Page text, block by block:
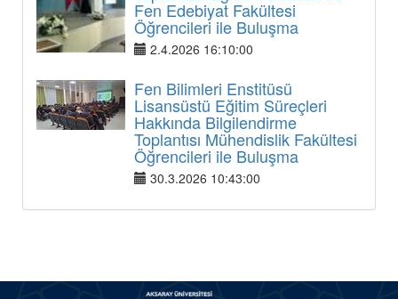
Fen Edebiyat Fakültesi
Öğrencileri ile Buluşma
2.4.2026 16:10:00
Fen Bilimleri Enstitüsü
Lisansüstü Eğitim Süreçleri
Hakkında Bilgilendirme
Toplantısı Mühendislik Fakültesi
Öğrencileri ile Buluşma
30.3.2026 10:43:00